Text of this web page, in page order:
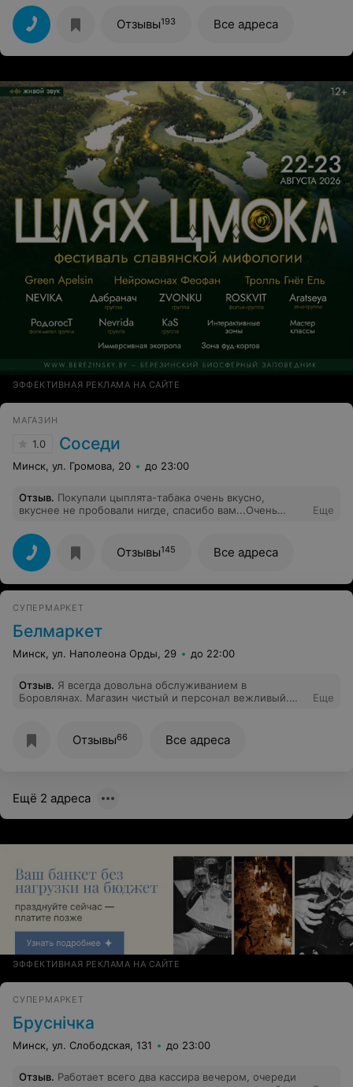
в магазине. Хочется отметить Елену, Марию Ивановну
(мясной отдел), кассиров Ольгу, Елену, Анну, ст.
Кассира Елену, Ларису Петровну, Диану. В преддверии
Новогодних праздников хочется поздравить и от души
пожелать им счастливого Нового года.
Отзывы193 Все адреса
ЭФФЕКТИВНАЯ РЕКЛАМА НА САЙТЕ
МАГАЗИН
1.0 Соседи
Минск, ул. Громова, 20 до 23:00
Отзыв. Покупали цыплята-табака очень вкусно,
вкуснее не пробовали нигде, спасибо вам...Очень
великолепное обслуживание.И вообще,Уважаемое
руководство, пожалуйста, отметьте сотрудников.А в
колбасном отделе стоит продавец женщина очень
хорошо посоветует продукцию, такого я пока не
встречала нигде, единственное что хотелось бы чтобы
так, как они бегают из одного отдела в другой.
Еще
Отзывы145 Все адреса
СУПЕРМАРКЕТ
Белмаркет
Минск, ул. Наполеона Орды, 29 до 22:00
Отзыв. Я всегда довольна обслуживанием в
Боровлянах. Магазин чистый и персонал вежливый.
Еще
Отзывы66 Все адреса
Ещё 2 адреса
ЭФФЕКТИВНАЯ РЕКЛАМА НА САЙТЕ
СУПЕРМАРКЕТ
Бруснiчка
Минск, ул. Слободская, 131 до 23:00
Отзыв. Работает всего два кассира вечером, очереди